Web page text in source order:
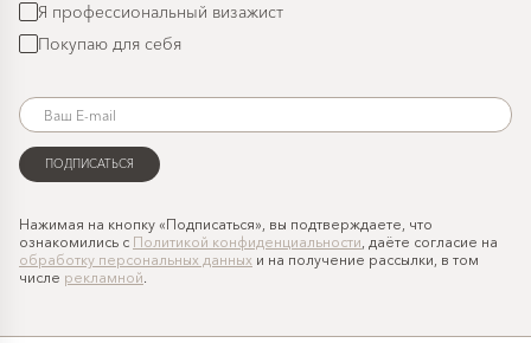
Я профессиональный визажист
Покупаю для себя
Нажимая на кнопку «Подписаться», вы подтверждаете, что
ознакомились с Политикой конфиденциальности, даёте согласие на
обработку персональных данных и на получение рассылки, в том
числе рекламной.